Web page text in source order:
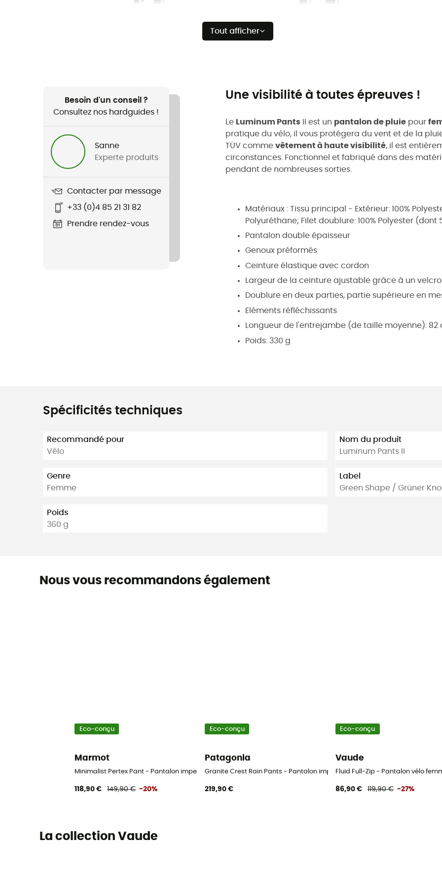
Tout afficher
Besoin d'un conseil ?
Consultez nos hardguides !
Sanne
Experte produits
Contacter par message
+33 (0)4 85 21 31 82
Prendre rendez-vous
Une visibilité à toutes épreuves !
Le Luminum Pants II est un pantalon de pluie pour
pratique du vélo, il vous protégera du vent et de la
TÜV comme vêtement à haute visibilité, il est
circonstances. Fonctionnel et fabriqué dans des
pendant de nombreuses sorties.
Matériaux : Tissu principal - Extérieur: 100%
Polyuréthane; Filet doublure: 100% Polyester (dont
Pantalon double épaisseur
Genoux préformés
Ceinture élastique avec cordon
Largeur de la ceinture ajustable grâce à un
Doublure en deux parties, partie supérieure en
Eléments réfléchissants
Longueur de l'entrejambe (de taille moyenne): 82
Poids: 330 g
Spécificités techniques
Recommandé pour
Vélo
Genre
Femme
Poids
360 g
Nom du produit
Luminum Pants II
Label
Green Shape / Grüner
Nous vous recommandons également
Eco-conçu
Marmot
Minimalist Pertex Pant - Pantalon imperméable femme
118,90 € 149,90 € -20%
Eco-conçu
Patagonia
Granite Crest Rain Pants - Pantalon imperméable femme
219,90 €
Eco-conçu
Vaude
Fluid Full-Zip - Pantalon vélo
86,90 € 119,90 € -27%
La collection Vaude